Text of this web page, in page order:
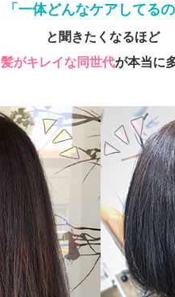
「一体どんなケアしてるの
と聞きたくなるほど
髪がキレイな同世代が本当に